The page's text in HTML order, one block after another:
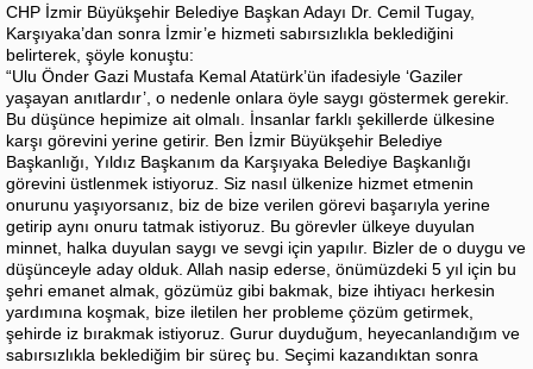
CHP İzmir Büyükşehir Belediye Başkan Adayı Dr. Cemil Tugay,
Karşıyaka’dan sonra İzmir’e hizmeti sabırsızlıkla beklediğini
belirterek, şöyle konuştu:
“Ulu Önder Gazi Mustafa Kemal Atatürk’ün ifadesiyle ‘Gaziler
yaşayan anıtlardır’, o nedenle onlara öyle saygı göstermek gerekir.
Bu düşünce hepimize ait olmalı. İnsanlar farklı şekillerde ülkesine
karşı görevini yerine getirir. Ben İzmir Büyükşehir Belediye
Başkanlığı, Yıldız Başkanım da Karşıyaka Belediye Başkanlığı
görevini üstlenmek istiyoruz. Siz nasıl ülkenize hizmet etmenin
onurunu yaşıyorsanız, biz de bize verilen görevi başarıyla yerine
getirip aynı onuru tatmak istiyoruz. Bu görevler ülkeye duyulan
minnet, halka duyulan saygı ve sevgi için yapılır. Bizler de o duygu ve
düşünceyle aday olduk. Allah nasip ederse, önümüzdeki 5 yıl için bu
şehri emanet almak, gözümüz gibi bakmak, bize ihtiyacı herkesin
yardımına koşmak, bize iletilen her probleme çözüm getirmek,
şehirde iz bırakmak istiyoruz. Gurur duyduğum, heyecanlandığım ve
sabırsızlıkla beklediğim bir süreç bu. Seçimi kazandıktan sonra